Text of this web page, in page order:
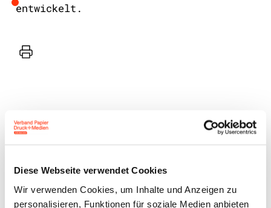
Diese Webseite verwendet Cookies
Wir verwenden Cookies, um Inhalte und Anzeigen zu
personalisieren, Funktionen für soziale Medien anbieten
entwickelt.
Drucker
Benutzeranmeldung
Bitte geben Sie Ihren